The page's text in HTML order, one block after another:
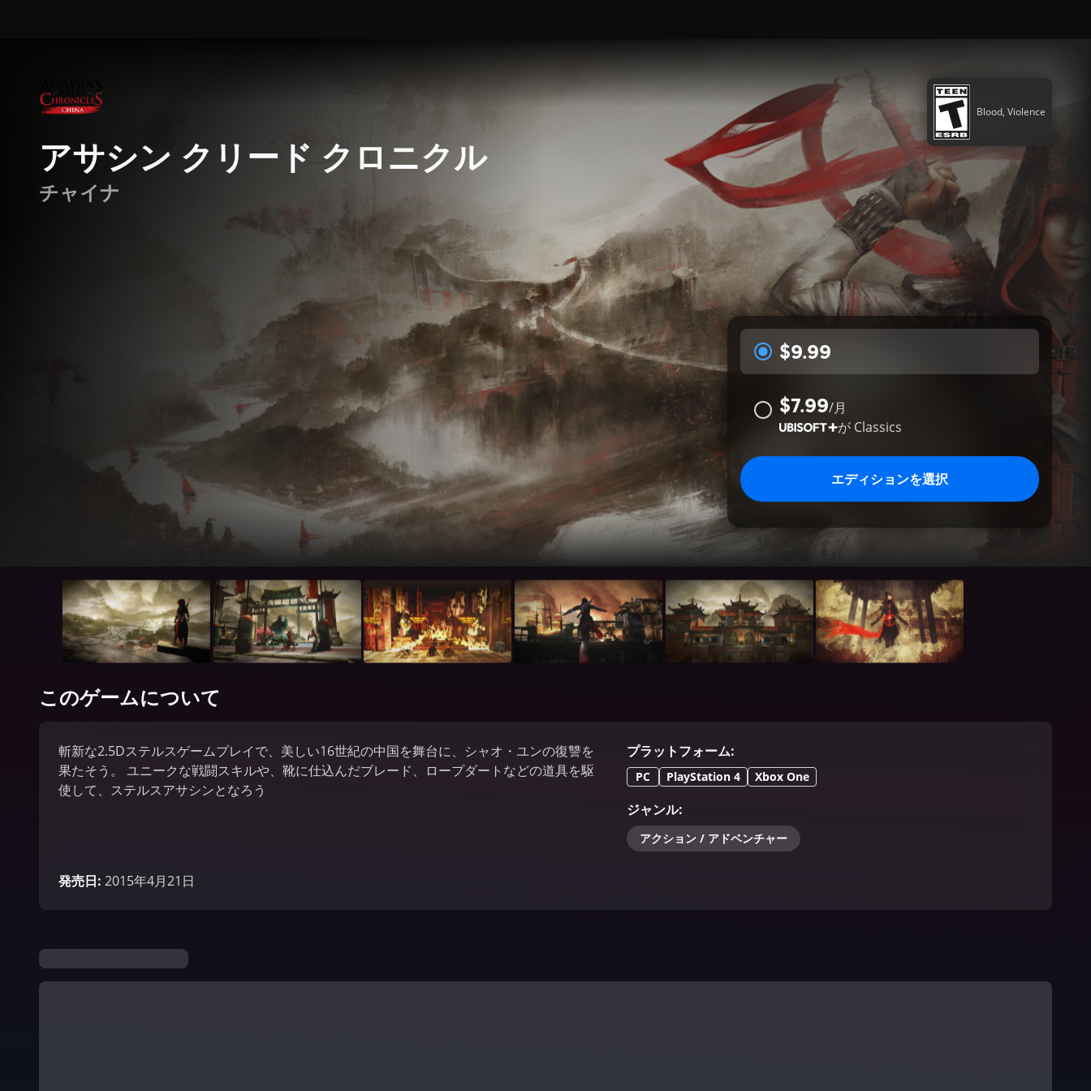
アサシン クリード クロニクル
チャイナ
Blood, Violence
$9.99
$7.99/月
が Classics
エディションを選択
このゲームについて
斬新な2.5Dステルスゲームプレイで、美しい16世紀の中国を舞台に、シャオ・ユンの復讐を
果たそう。 ユニークな戦闘スキルや、靴に仕込んだブレード、ロープダートなどの道具を駆
使して、ステルスアサシンとなろう
発売日: 2015年4月21日
プラットフォーム:
PC PlayStation 4 Xbox One
ジャンル:
アクション / アドベンチャー